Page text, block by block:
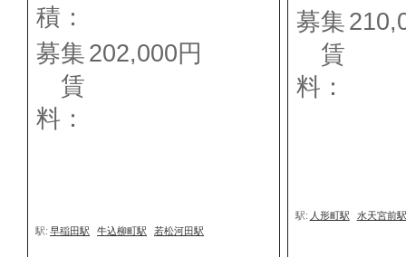
積：
募集
賃
料：
202,000円
駅: 早稲田駅 牛込柳町駅 若松河田駅
募集
賃
料：
駅: 人形町駅 水天宮前駅